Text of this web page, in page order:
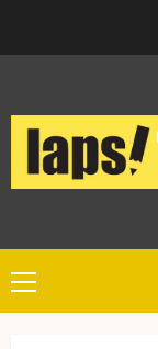
Primary
Menu